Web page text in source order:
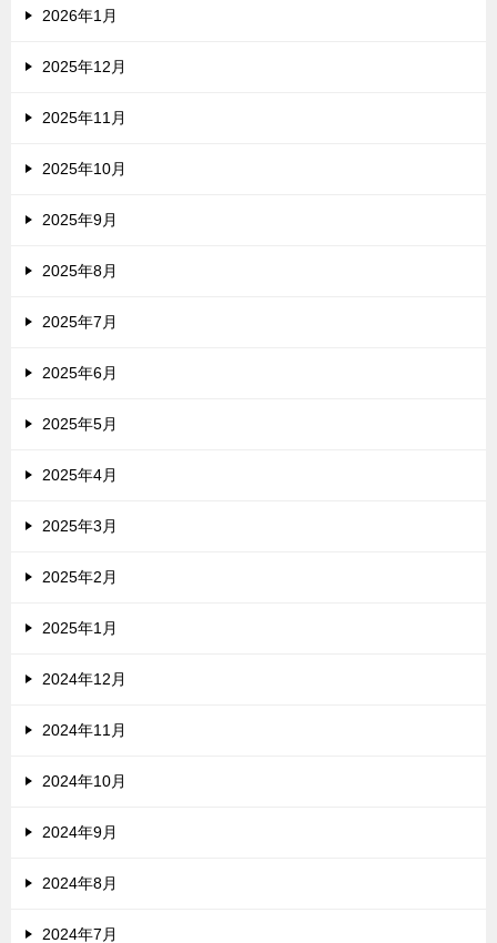
2026年1月
2025年12月
2025年11月
2025年10月
2025年9月
2025年8月
2025年7月
2025年6月
2025年5月
2025年4月
2025年3月
2025年2月
2025年1月
2024年12月
2024年11月
2024年10月
2024年9月
2024年8月
2024年7月